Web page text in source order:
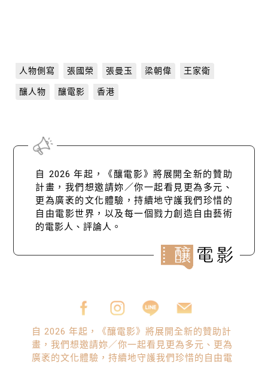
人物側寫 張國榮 張曼玉 梁朝偉 王家衛
釀人物 釀電影 香港
自 2026 年起，《釀電影》將展開全新的贊助
計畫，我們想邀請妳／你一起看見更為多元、
更為廣袤的文化體驗，持續地守護我們珍惜的
自由電影世界，以及每一個戮力創造自由藝術
的電影人、評論人。
自 2026 年起，《釀電影》將展開全新的贊助計
畫，我們想邀請妳／你一起看見更為多元、更為
廣袤的文化體驗，持續地守護我們珍惜的自由電